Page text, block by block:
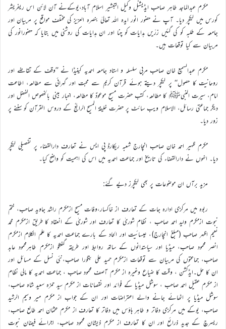
مکرم عبدالماجد طاہر صاحب ایڈیشنل وکیل التبشیر اسلام آباد،یوکےنے آن لائن اس ریفریشر
کورس میں لیکچر دیا۔ آپ نے حضور انور ایدہ اللہ تعالیٰ بنصرہ العزیز کی مختلف مواقع پر مربیان اور
جامعہ کے طلبہ کو کی گئیں زرّیں ہدایات کو چنا اور ان ہدایات کی روشنی میں بتایا کہ حضورانور کی
مربیان سے کیا توقعات ہیں۔
مکرم عبدالسمیع خان صاحب مربی سلسلہ و استاد جامعہ احمدیہ کینیڈا نے ’’وقف کے تقاضے اور
روحانیت کا حصول‘‘ پر لیکچر دیتے ہوئے قرآن کریم سے محبت اور گہرائی سے مطالعہ، اطاعت
امام، سیرت النبیﷺ کا مطالعہ، کتب حضرت مسیح موعودؑ کا مطالعہ، اخبار بینی بالخصوص الفضل اور
دیگر جماعتی رسائل، الاسلام ویب سائٹ پر حضرت خلیفۃ المسیح الرابعؒ کے دروس القرآن کو سننے پر
زور دیا۔
مکرم ظہیر احمد خان صاحب انچارج شعبہ ریکارڈ پی ایس نے تعارف دارالقضاء پر تفصیلی لیکچر
دیا۔ انہوں نے دارالقضاء کی تاریخ اور جماعت احمدیہ میں اس کی اہمیت کو واضح کیا۔
مزید برآں ان موضوعات پر بھی لیکچرز دیے گئے:
ربوہ میں مرکزی ادارہ جات کے تعارف از خاکسار،وفات مسیح ازمکرم راشد جاوید صاحب، ختم
نبوت ازمکرم ولید احمد صاحب ، نظام شوریٰ کا تعارف اور شوریٰ کے انعقاد کا طریق ازمکرم محمد
نعیم اظہر صاحب (مبلغ انچارج)، عیسائیت اور الحاد کے بارے جماعت احمدیہ کا علم الکلام ازمکرم
انصر محمود صاحب، میڈیا اور سیاستدانوں کے ساتھ روابط اور طریقہ گفتگو ازمکرم طاہرمحمود عابد
صاحب، جماعتوں کی مربیان سے توقعات ازمکرم حمید علی بنگورا صاحب،نئی نسل کے مسائل اور
ان کا حل۔ایڈکشن ، وقت کا ضیاع وغیرہ از مکرم آصف محمود صاحب ، جماعت احمدیہ کا مالی نظام
از مکرم عقیل احمد صاحب ، سوشل میڈیا کے فوائد اور نقصانات از مکرم سید حمزہ سعید شاہ صاحب،
سوشل میڈیا پر اٹھائے جانے والے اعتراضات اور ان کے جواب از مکرم میر وسیم الرشید
صاحب، یوکے میں مرکزی دفاتر و طاہر ہاؤس میں دفاتر کا تعارف از مکرم عثمان احمد طالع صاحب،
ریسرچ کے جدید ذرائع اور ان کا تعارف از مکرم ذیشان محمود صاحب، اجرائے فیضان نبوت